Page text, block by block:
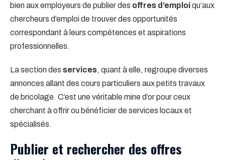
bien aux employeurs de publier des offres d’emploiqu’aux
chercheurs d’emploi de trouver des opportunités
correspondant à leurs compétences et aspirations
professionnelles.
La section des services, quant à elle, regroupe diverses
annonces allant des cours particuliers aux petits travaux
de bricolage. C’est une véritable mine d’or pour ceux
cherchant à offrir ou bénéficier de services locaux et
spécialisés.
Publier et rechercher des offres